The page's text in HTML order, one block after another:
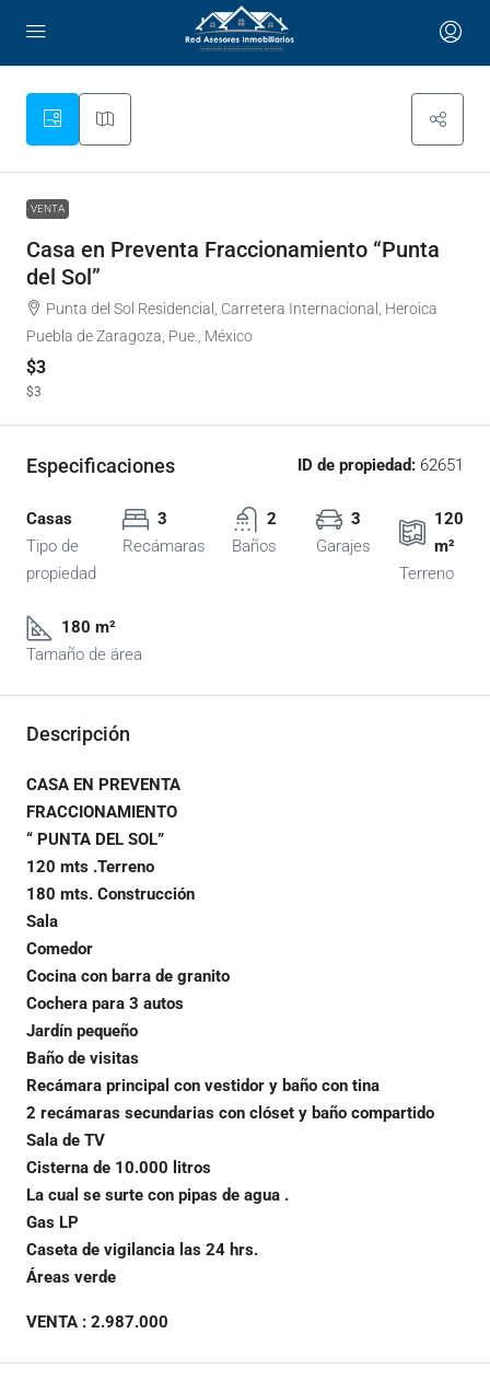
VENTA
Casa en Preventa Fraccionamiento “Punta
del Sol”
Punta del Sol Residencial, Carretera Internacional, Heroica
Puebla de Zaragoza, Pue., México
$3
$3
Especificaciones ID de propiedad: 62651
Casas
Tipo de
propiedad
3
Recámaras
2
Baños
3
Garajes
120
m²
Terreno
180 m²
Tamaño de área
Descripción
CASA EN PREVENTA
FRACCIONAMIENTO
“ PUNTA DEL SOL”
120 mts .Terreno
180 mts. Construcción
Sala
Comedor
Cocina con barra de granito
Cochera para 3 autos
Jardín pequeño
Baño de visitas
Recámara principal con vestidor y baño con tina
2 recámaras secundarias con clóset y baño compartido
Sala de TV
Cisterna de 10.000 litros
La cual se surte con pipas de agua .
Gas LP
Caseta de vigilancia las 24 hrs.
Áreas verde
VENTA : 2.987.000